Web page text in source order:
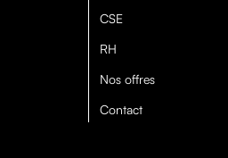
CSE
RH
Nos offres
Contact